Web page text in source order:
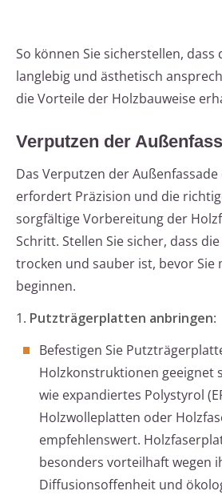
So können Sie sicherstellen,
langlebig und ästhetisch
die Vorteile der Holzbauweise
Verputzen der
Das Verputzen der
erfordert Präzision und die
sorgfältige Vorbereitung der
Schritt. Stellen Sie sicher, dass
trocken und sauber ist, bevor Sie
beginnen.
1. Putzträgerplatten anbringen:
Befestigen Sie
Holzkonstruktionen geeignet
wie expandiertes Polystyrol
Holzwolleplatten oder
empfehlenswert.
besonders vorteilhaft wegen
Diffusionsoffenheit und